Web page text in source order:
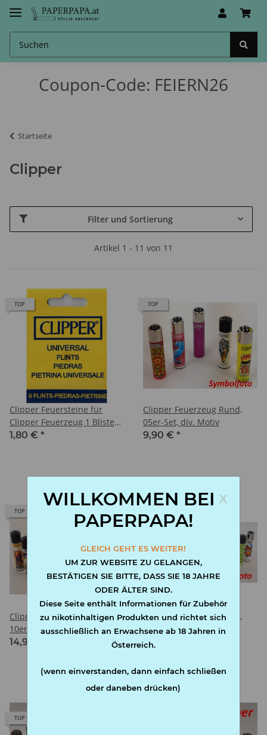
Coupon-Code: FEIERN26
Startseite
Clipper
Filter und Sortierung
Artikel 1 - 11 von 11
TOP
Clipper Feuersteine für
Clipper Feuerzeug 1 Blister
je 9 Seine
1,80 € *
TOP
Clipper Feuerzeug Rund,
05er-Set, div. Motiv
9,90 € *
TOP
Clipper Feuerzeug Rund,
10er-Set, div. Motiv
14,90 €
Clipper Feuerzeug Rund,
15er-Set, div. Motiv
19,90 €
TOP
x
WILLKOMMEN BEI
PAPERPAPA!
GLEICH GEHT ES WEITER!
UM ZUR WEBSITE ZU GELANGEN,
BESTÄTIGEN SIE BITTE, DASS SIE 18 JAHRE
ODER ÄLTER SIND.
Diese Seite enthält Informationen für Zubehör
zu nikotinhaltigen Produkten und richtet sich
ausschließlich an Erwachsene ab 18 Jahren in
Österreich.
(wenn einverstanden, dann einfach schließen
oder daneben drücken)